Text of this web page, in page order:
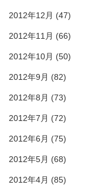
2012年12月 (47)
2012年11月 (66)
2012年10月 (50)
2012年9月 (82)
2012年8月 (73)
2012年7月 (72)
2012年6月 (75)
2012年5月 (68)
2012年4月 (85)